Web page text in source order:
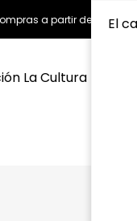
a partir de S/150.00
El